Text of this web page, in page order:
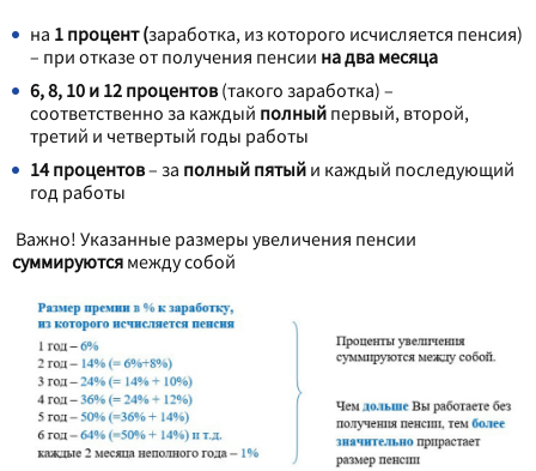
на 1 процент (заработка, из которого исчисляется пенсия)
– при отказе от получения пенсии на два месяца
6, 8, 10 и 12 процентов(такого заработка) –
соответственно за каждый полный первый, второй,
третий и четвертый годы работы
14 процентов– за полный пятый и каждый последующий
год работы
Важно! Указанные размеры увеличения пенсии
суммируются между собой